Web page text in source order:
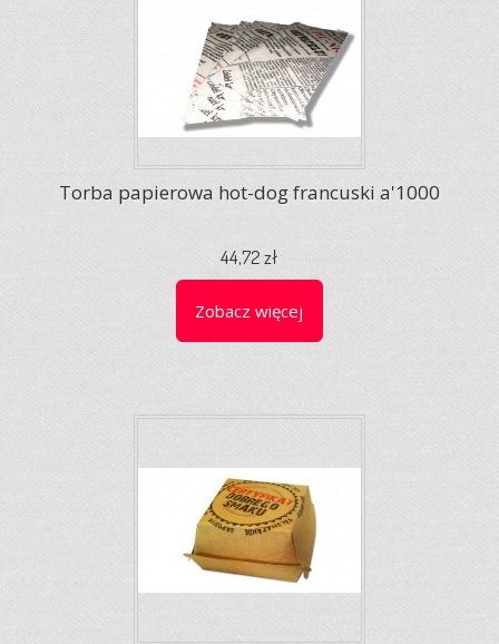
Torba papierowa hot-dog francuski a'1000
44,72 zł
Zobacz więcej